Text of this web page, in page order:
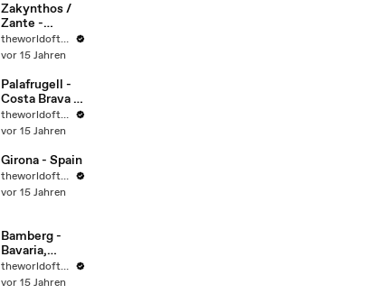
Zakynthos /
Zante -
Greece
theworldoftravel2
vor 15 Jahren
Palafrugell -
Costa Brava -
Spain
theworldoftravel2
vor 15 Jahren
Girona - Spain
theworldoftravel2
vor 15 Jahren
Bamberg -
Bavaria,
Germany.
UNESCO
theworldoftravel2
vor 15 Jahren